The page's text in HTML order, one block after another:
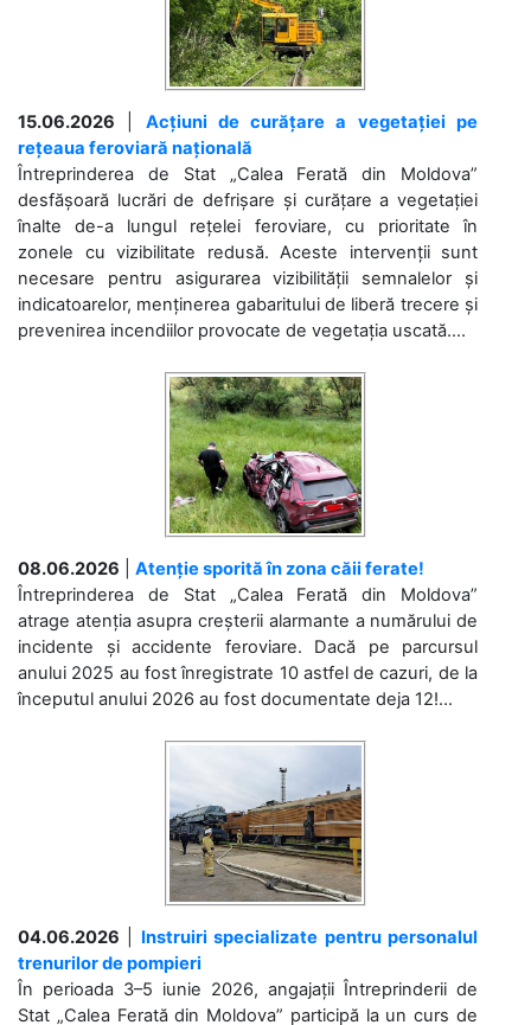
15.06.2026
Acțiuni de curățare a vegetației pe
rețeaua feroviară națională
Întreprinderea de Stat „Calea Ferată din Moldova”
desfășoară lucrări de defrișare și curățare a vegetației
înalte de-a lungul rețelei feroviare, cu prioritate în
zonele cu vizibilitate redusă. Aceste intervenții sunt
necesare pentru asigurarea vizibilității semnalelor și
indicatoarelor, menținerea gabaritului de liberă trecere și
prevenirea incendiilor provocate de vegetația uscată....
08.06.2026
Atenție sporită în zona căii ferate!
Întreprinderea de Stat „Calea Ferată din Moldova”
atrage atenția asupra creșterii alarmante a numărului de
incidente și accidente feroviare. Dacă pe parcursul
anului 2025 au fost înregistrate 10 astfel de cazuri, de la
începutul anului 2026 au fost documentate deja 12!...
04.06.2026
Instruiri specializate pentru personalul
trenurilor de pompieri
În perioada 3–5 iunie 2026, angajații Întreprinderii de
Stat „Calea Ferată din Moldova” participă la un curs de